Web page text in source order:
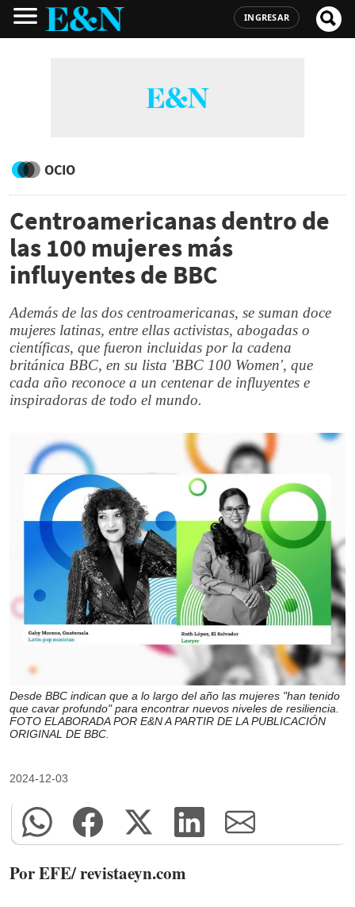
INGRESAR
OCIO
Centroamericanas dentro de
las 100 mujeres más
influyentes de BBC
Además de las dos centroamericanas, se suman doce
mujeres latinas, entre ellas activistas, abogadas o
científicas, que fueron incluidas por la cadena
británica BBC, en su lista 'BBC 100 Women', que
cada año reconoce a un centenar de influyentes e
inspiradoras de todo el mundo.
Desde BBC indican que a lo largo del año las mujeres "han tenido
que cavar profundo" para encontrar nuevos niveles de resiliencia.
FOTO ELABORADA POR E&N A PARTIR DE LA PUBLICACIÓN
ORIGINAL DE BBC.
2024-12-03
Por EFE/ revistaeyn.com